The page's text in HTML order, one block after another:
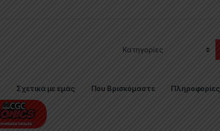
Σχετικά με εμάς Που Βρισκόμαστε Πληροφορίες